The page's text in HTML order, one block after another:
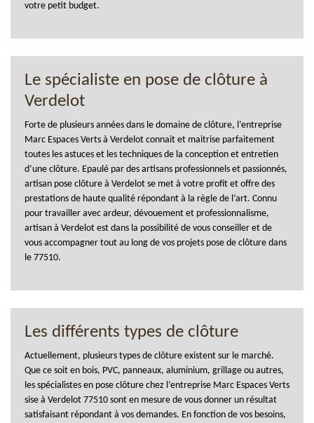
votre petit budget.
Le spécialiste en pose de clôture à
Verdelot
Forte de plusieurs années dans le domaine de clôture, l’entreprise
Marc Espaces Verts à Verdelot connait et maitrise parfaitement
toutes les astuces et les techniques de la conception et entretien
d’une clôture. Epaulé par des artisans professionnels et passionnés,
artisan pose clôture à Verdelot se met à votre profit et offre des
prestations de haute qualité répondant à la règle de l’art. Connu
pour travailler avec ardeur, dévouement et professionnalisme,
artisan à Verdelot est dans la possibilité de vous conseiller et de
vous accompagner tout au long de vos projets pose de clôture dans
le 77510.
Les différents types de clôture
Actuellement, plusieurs types de clôture existent sur le marché.
Que ce soit en bois, PVC, panneaux, aluminium, grillage ou autres,
les spécialistes en pose clôture chez l’entreprise Marc Espaces Verts
sise à Verdelot 77510 sont en mesure de vous donner un résultat
satisfaisant répondant à vos demandes. En fonction de vos besoins,